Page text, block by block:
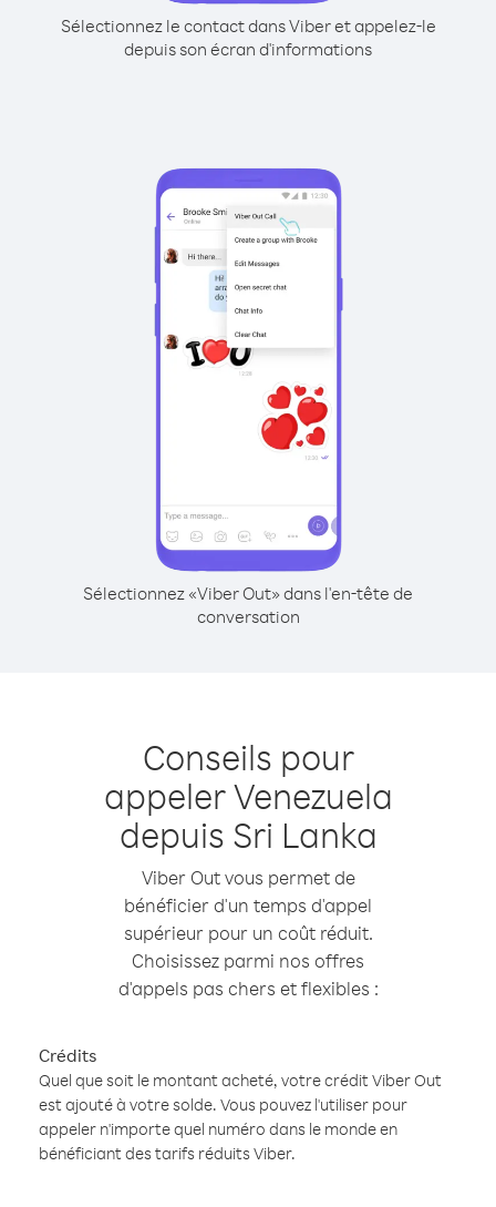
Sélectionnez le contact dans Viber et appelez-le
depuis son écran d'informations
Sélectionnez «Viber Out» dans l'en-tête de
conversation
Conseils pour
appeler Venezuela
depuis Sri Lanka
Viber Out vous permet de
bénéficier d'un temps d'appel
supérieur pour un coût réduit.
Choisissez parmi nos offres
d'appels pas chers et flexibles :
Crédits
Quel que soit le montant acheté, votre crédit Viber Out
est ajouté à votre solde. Vous pouvez l'utiliser pour
appeler n'importe quel numéro dans le monde en
bénéficiant des tarifs réduits Viber.